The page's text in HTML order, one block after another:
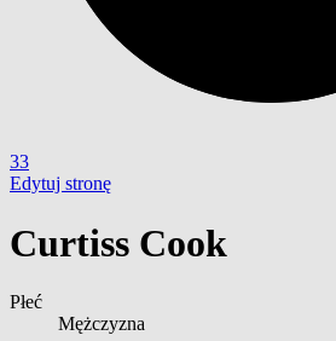
33
Edytuj stronę
Curtiss Cook
Płeć
Mężczyzna